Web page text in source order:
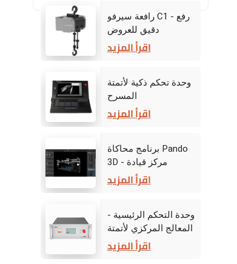
رافعة سيرفو C1 - رفع
دقيق للعروض
الديناميكية على المسرح
اقرأ المزيد
وحدة تحكم ذكية لأتمتة
المسرح
اقرأ المزيد
برنامج محاكاة Pando
3D - مركز قيادة
المرحلة الافتراضية
اقرأ المزيد
وحدة التحكم الرئيسية -
المعالج المركزي لأتمتة
المرحلة
اقرأ المزيد